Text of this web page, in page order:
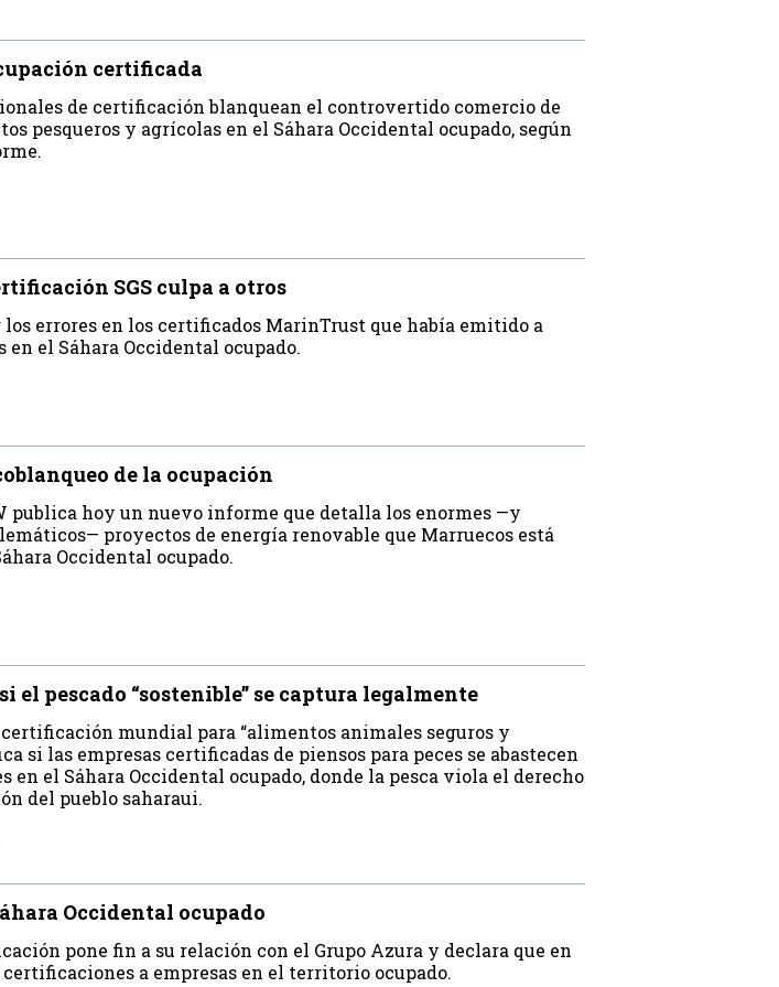
certificada
de certificación blanquean el controvertido comercio de
pesqueros y agrícolas en el Sáhara Occidental ocupado, según
SGS culpa a otros
los errores en los certificados MarinTrust que había emitido a
en el Sáhara Occidental ocupado.
de la ocupación
publica hoy un nuevo informe que detalla los enormes —y
proyectos de energía renovable que Marruecos está
Occidental ocupado.
el pescado “sostenible” se captura legalmente
mundial para “alimentos animales seguros y
si las empresas certificadas de piensos para peces se abastecen
en el Sáhara Occidental ocupado, donde la pesca viola el derecho
del pueblo saharaui.
Occidental ocupado
pone fin a su relación con el Grupo Azura y declara que en
a empresas en el territorio ocupado.